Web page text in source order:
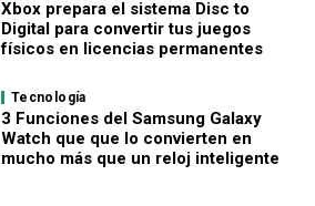
Xbox prepara el sistema Disc to
Digital para convertir tus juegos
físicos en licencias permanentes
Tecnología
3 Funciones del Samsung Galaxy
Watch que que lo convierten en
mucho más que un reloj inteligente